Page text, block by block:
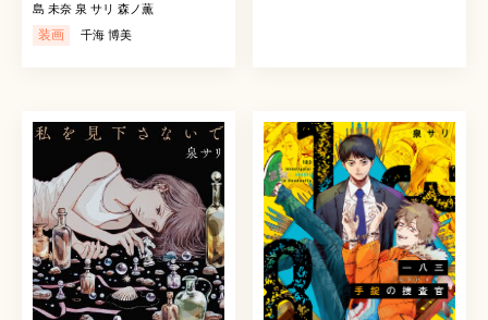
島 未奈 泉 サリ 森ノ薫
装画 千海 博美